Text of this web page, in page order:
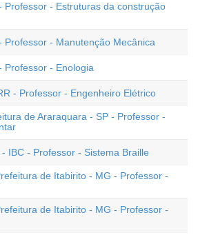
Professor - Estruturas da construção
Professor - Manutenção Mecânica
Professor - Enologia
- Professor - Engenheiro Elétrico
de Araraquara - SP - Professor -
IBC - Professor - Sistema Braille
de Itabirito - MG - Professor -
de Itabirito - MG - Professor -